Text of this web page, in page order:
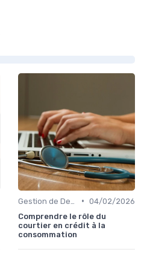
• 04/02/2026
Comprendre le rôle du
courtier en crédit à la
consommation